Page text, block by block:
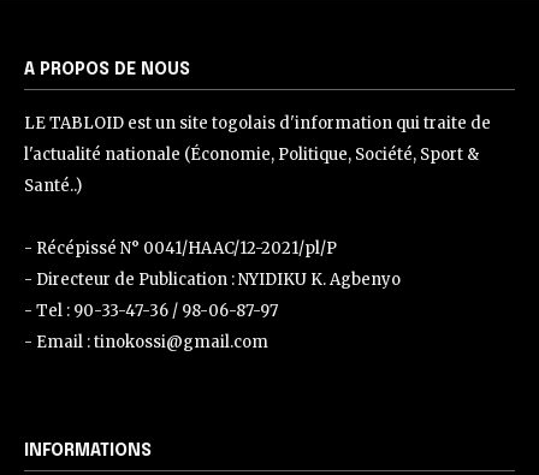
A PROPOS DE NOUS
LE TABLOID est un site togolais d'information qui traite de
l'actualité nationale (Économie, Politique, Société, Sport &
Santé..)
- Récépissé N° 0041/HAAC/12-2021/pl/P
- Directeur de Publication : NYIDIKU K. Agbenyo
- Tel : 90-33-47-36 / 98-06-87-97
- Email : tinokossi@gmail.com
INFORMATIONS